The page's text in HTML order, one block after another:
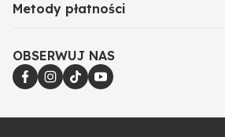
Metody płatności
OBSERWUJ NAS